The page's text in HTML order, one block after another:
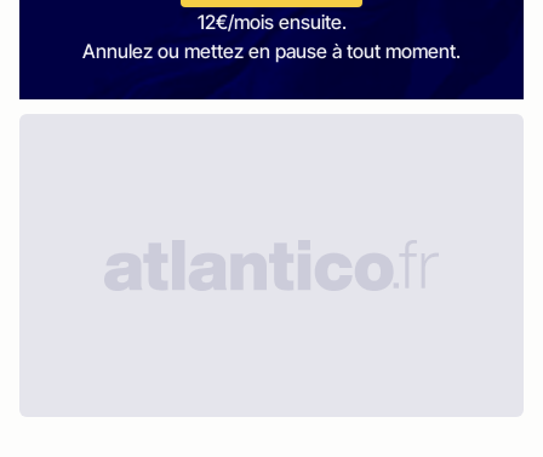
12€/mois ensuite.
Annulez ou mettez en pause à tout moment.